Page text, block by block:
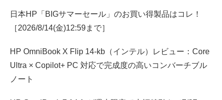
日本HP「BIGサマーセール」のお買い得製品はコレ！
［2026/8/14(金)12:59まで］
HP OmniBook X Flip 14-kb（インテル）レビュー：Core
Ultra × Copilot+ PC 対応で完成度の高いコンバーチブル
ノート